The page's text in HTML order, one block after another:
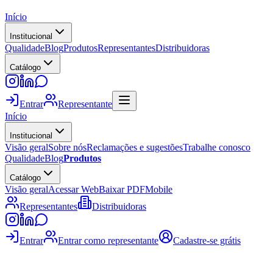
Início
Institucional
QualidadeBlogProdutosRepresentantesDistribuidoras
Catálogo
Entrar
Representante
Início
Institucional
Visão geralSobre nósReclamações e sugestõesTrabalhe conosco
QualidadeBlogProdutos
Catálogo
Visão geralAcessar WebBaixar PDFMobile
Representantes
Distribuidoras
Entrar Entrar como representante Cadastre-se grátis